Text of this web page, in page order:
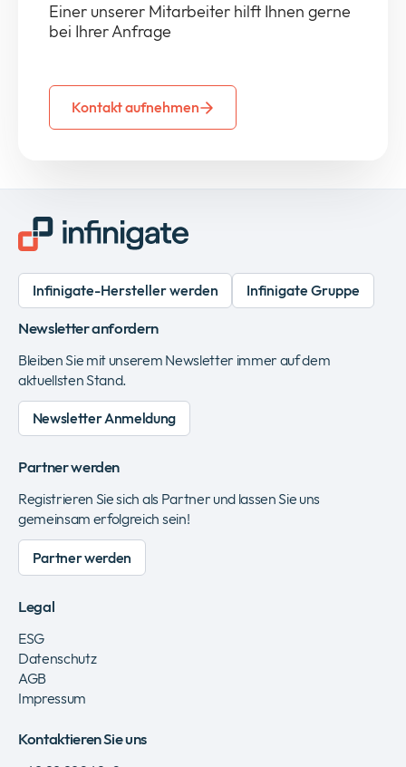
Einer unserer Mitarbeiter hilft Ihnen gerne
bei Ihrer Anfrage
Kontakt aufnehmen
Infinigate-Hersteller werden Infinigate Gruppe
Newsletter anfordern
Bleiben Sie mit unserem Newsletter immer auf dem
aktuellsten Stand.
Newsletter Anmeldung
Partner werden
Registrieren Sie sich als Partner und lassen Sie uns
gemeinsam erfolgreich sein!
Partner werden
Legal
ESG
Datenschutz
AGB
Impressum
Kontaktieren Sie uns